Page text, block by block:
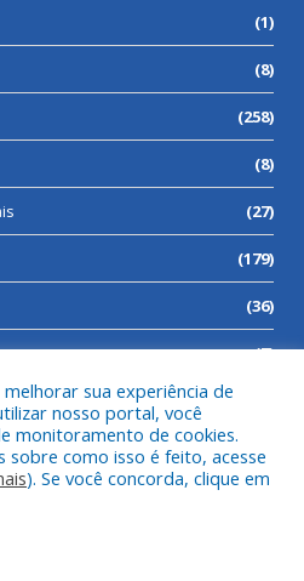
(1)
(8)
(258)
(8)
(27)
(179)
(36)
(7)
a Prefeitura Municipal de Cumaru
do Norte.
Administrativa
sua experiência de
nosso portal, você
monitoramento de cookies.
sobre como isso é feito, acesse
). Se você concorda, clique em